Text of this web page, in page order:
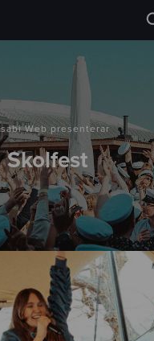
Web presenterar
Skolfest